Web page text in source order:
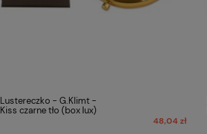
Lustereczko - G.Klimt -
Kiss czarne tło (box lux)
48,04 zł